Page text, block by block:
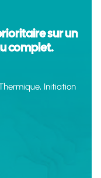
sur un
complet.
Initiation